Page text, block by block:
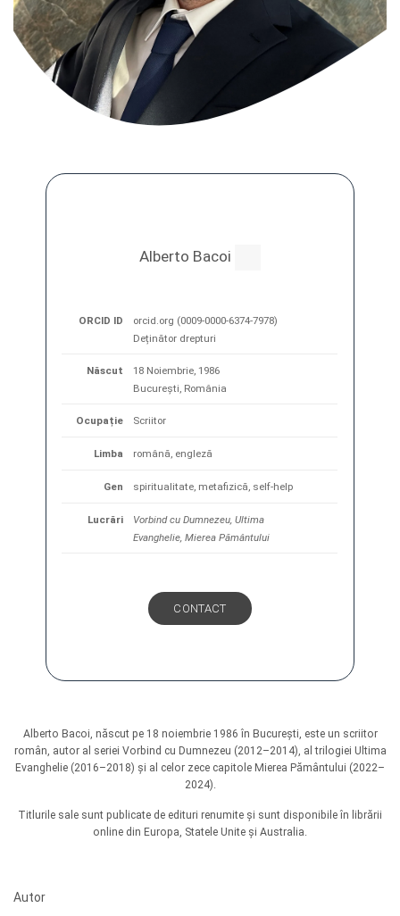
Alberto Bacoi
ORCID ID
orcid.org (0009-0000-6374-7978)
Deținător drepturi
Născut
18 Noiembrie, 1986
București, România
Ocupație Scriitor
Limba română, engleză
Gen spiritualitate, metafizică, self-help
Lucrări
Vorbind cu Dumnezeu, Ultima
Evanghelie, Mierea Pământului
CONTACT
Alberto Bacoi, născut pe 18 noiembrie 1986 în București, este un scriitor
român, autor al seriei Vorbind cu Dumnezeu (2012–2014), al trilogiei Ultima
Evanghelie (2016–2018) și al celor zece capitole Mierea Pământului (2022–
2024).
Titlurile sale sunt publicate de edituri renumite și sunt disponibile în librării
online din Europa, Statele Unite și Australia.
Autor